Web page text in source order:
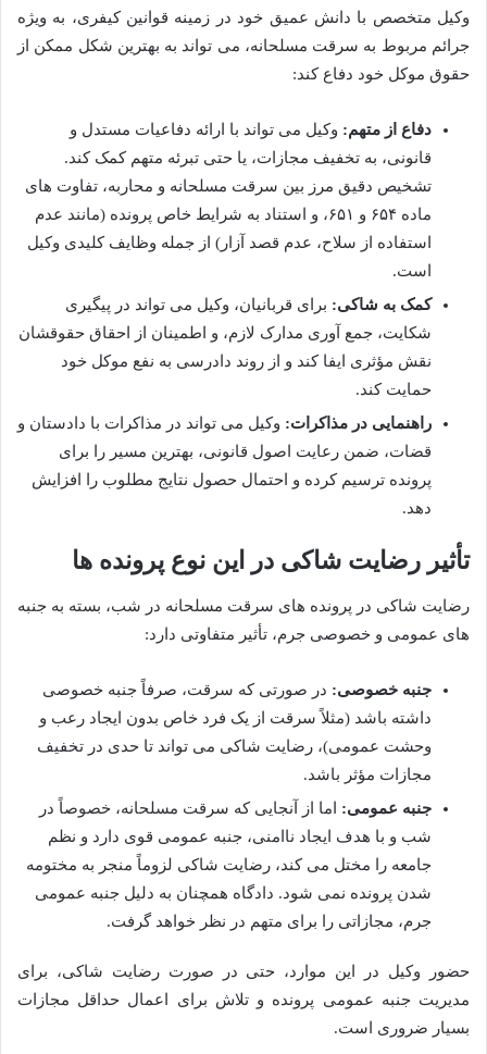
وکیل متخصص با دانش عمیق خود در زمینه قوانین کیفری، به ویژه
جرائم مربوط به سرقت مسلحانه، می تواند به بهترین شکل ممکن از
حقوق موکل خود دفاع کند:
دفاع از متهم: وکیل می تواند با ارائه دفاعیات مستدل و
قانونی، به تخفیف مجازات، یا حتی تبرئه متهم کمک کند.
تشخیص دقیق مرز بین سرقت مسلحانه و محاربه، تفاوت های
ماده ۶۵۴ و ۶۵۱، و استناد به شرایط خاص پرونده (مانند عدم
استفاده از سلاح، عدم قصد آزار) از جمله وظایف کلیدی وکیل
است.
کمک به شاکی: برای قربانیان، وکیل می تواند در پیگیری
شکایت، جمع آوری مدارک لازم، و اطمینان از احقاق حقوقشان
نقش مؤثری ایفا کند و از روند دادرسی به نفع موکل خود
حمایت کند.
راهنمایی در مذاکرات: وکیل می تواند در مذاکرات با دادستان و
قضات، ضمن رعایت اصول قانونی، بهترین مسیر را برای
پرونده ترسیم کرده و احتمال حصول نتایج مطلوب را افزایش
دهد.
تأثیر رضایت شاکی در این نوع پرونده ها
رضایت شاکی در پرونده های سرقت مسلحانه در شب، بسته به جنبه
های عمومی و خصوصی جرم، تأثیر متفاوتی دارد:
جنبه خصوصی: در صورتی که سرقت، صرفاً جنبه خصوصی
داشته باشد (مثلاً سرقت از یک فرد خاص بدون ایجاد رعب و
وحشت عمومی)، رضایت شاکی می تواند تا حدی در تخفیف
مجازات مؤثر باشد.
جنبه عمومی: اما از آنجایی که سرقت مسلحانه، خصوصاً در
شب و با هدف ایجاد ناامنی، جنبه عمومی قوی دارد و نظم
جامعه را مختل می کند، رضایت شاکی لزوماً منجر به مختومه
شدن پرونده نمی شود. دادگاه همچنان به دلیل جنبه عمومی
جرم، مجازاتی را برای متهم در نظر خواهد گرفت.
حضور وکیل در این موارد، حتی در صورت رضایت شاکی، برای
مدیریت جنبه عمومی پرونده و تلاش برای اعمال حداقل مجازات
بسیار ضروری است.